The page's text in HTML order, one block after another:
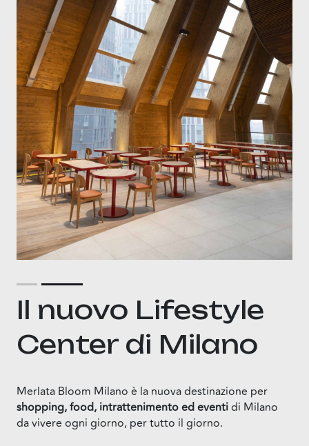
Il nuovo Lifestyle
Center di Milano
Merlata Bloom Milano è la nuova destinazione per
shopping, food, intrattenimento ed eventidi Milano
da vivere ogni giorno, per tutto il giorno.